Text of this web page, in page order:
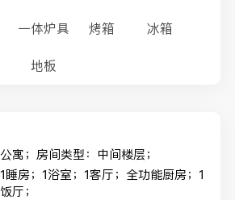
一体炉具 烤箱 冰箱
地板
公寓；房间类型：中间楼层；
1睡房；1浴室；1客厅；全功能厨房；1
饭厅；